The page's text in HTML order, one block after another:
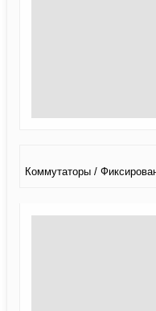
Коммутаторы /